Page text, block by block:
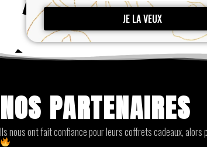
JE LA VEUX
NOS PARTENAIRES
Ils nous ont fait confiance pour leurs coffrets cadeaux, alors